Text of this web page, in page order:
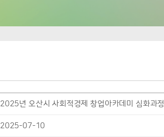
2025년 오산시 사회적경제 창업아카데미 심화과정
2025-07-10